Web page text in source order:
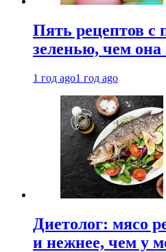
Пять рецептов с
зеленью, чем она
1 год ago1 год ago
Диетолог: мясо
и нежнее, чем у